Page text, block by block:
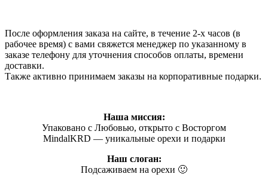
После оформления заказа на сайте, в течение 2-х часов (в
рабочее время) с вами свяжется менеджер по указанному в
заказе телефону для уточнения способов оплаты, времени
доставки.
Также активно принимаем заказы на корпоративные подарки.
Наша миссия:
Упаковано с Любовью, открыто с Восторгом
MindalKRD — уникальные орехи и подарки
Наш слоган:
Подсаживаем на орехи 🙂